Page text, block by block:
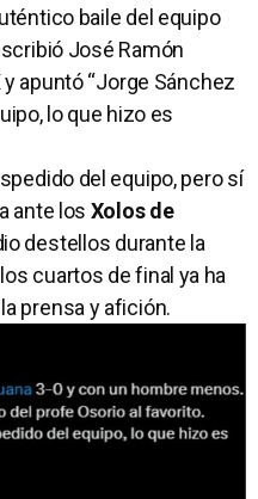
baile del equipo
José Ramón
apuntó “Jorge Sánchez
lo que hizo es
del equipo, pero sí
ante los Xolos de
destellos durante la
cuartos de final ya ha
prensa y afición.